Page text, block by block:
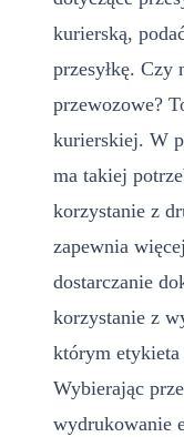
kurierską,
przesyłkę. Czy
przewozowe?
kurierskiej. W
ma takiej
korzystanie z
zapewnia
dostarczanie
korzystanie z
którym etykieta
Wybierając
wydrukowanie